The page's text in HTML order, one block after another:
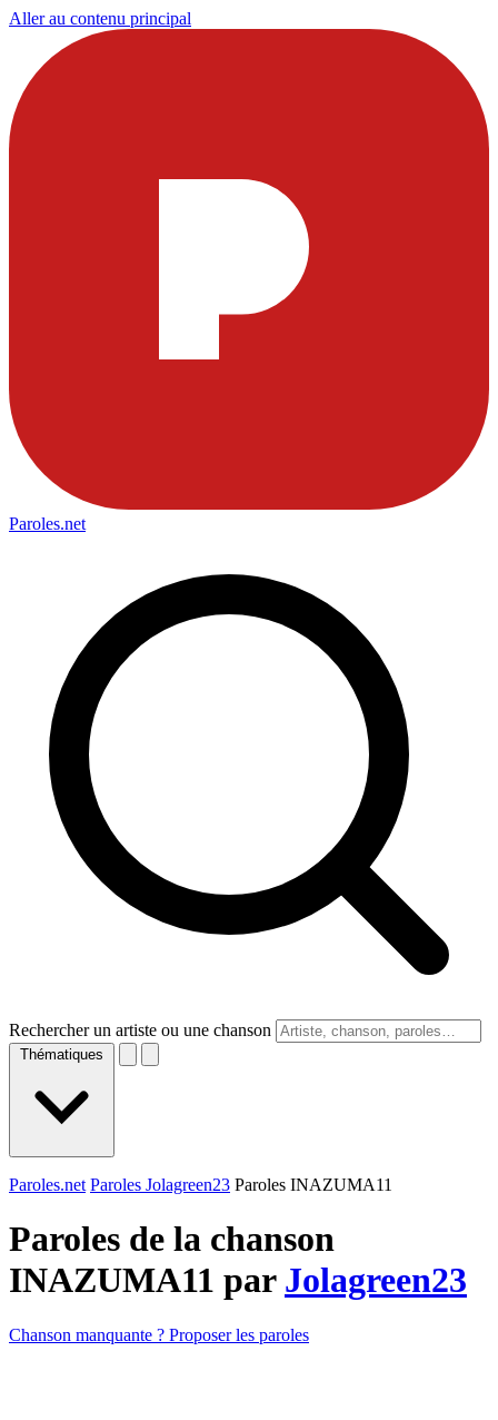
Aller au contenu principal
Paroles.net
Rechercher un artiste ou une chanson
Thématiques
Paroles.net Paroles Jolagreen23 Paroles INAZUMA11
Paroles de la chanson
INAZUMA11 par Jolagreen23
Chanson manquante ? Proposer les paroles